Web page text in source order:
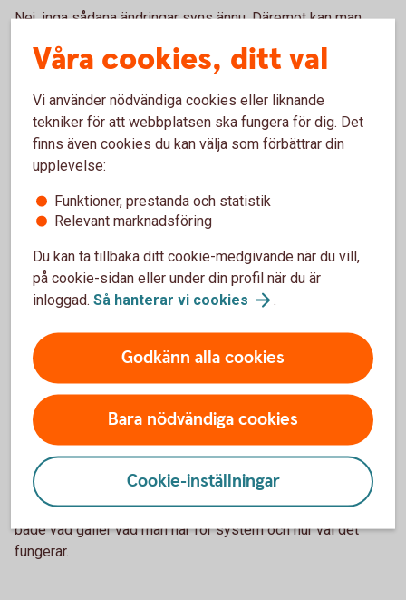
Nej, inga sådana ändringar syns ännu. Däremot kan man
var de är belägna och att det blir en högre riskpremie för att
beläget.
Vad tror du om olyckor framåt
relaterat till vädret?
Det vi har sett på senare tid är att det har blivit svårare att
förutspå var skyfallen kommer att ske och hur stora de
kommer att bli, och det tror vi att vi kommer se mer av
framåt.
Behövs det förändringar i
infrastrukturen runt våra hus för
att anpassa till nya
omständigheter?
Kommunerna behöver se över upptagningsförmågan av
dagvatten, och här ser det väldigt olika ut i olika kommuner,
både vad gäller vad man har för system och hur väl det
fungerar.
Våra cookies, ditt val
Vi använder nödvändiga cookies eller liknande
tekniker för att webbplatsen ska fungera för dig. Det
finns även cookies du kan välja som förbättrar din
upplevelse:
Funktioner, prestanda och statistik
Relevant marknadsföring
Du kan ta tillbaka ditt cookie-medgivande när du vill,
på cookie-sidan eller under din profil när du är
inloggad. Så hanterar vi cookies .
Godkänn alla cookies
Bara nödvändiga cookies
Cookie-inställningar